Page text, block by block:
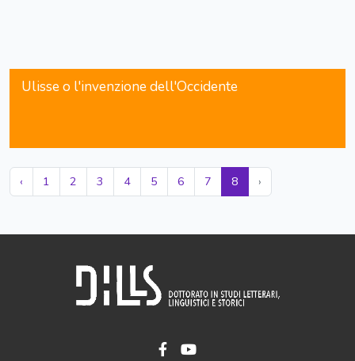
Ulisse o l'invenzione dell'Occidente
‹ 1 2 3 4 5 6 7 8 ›